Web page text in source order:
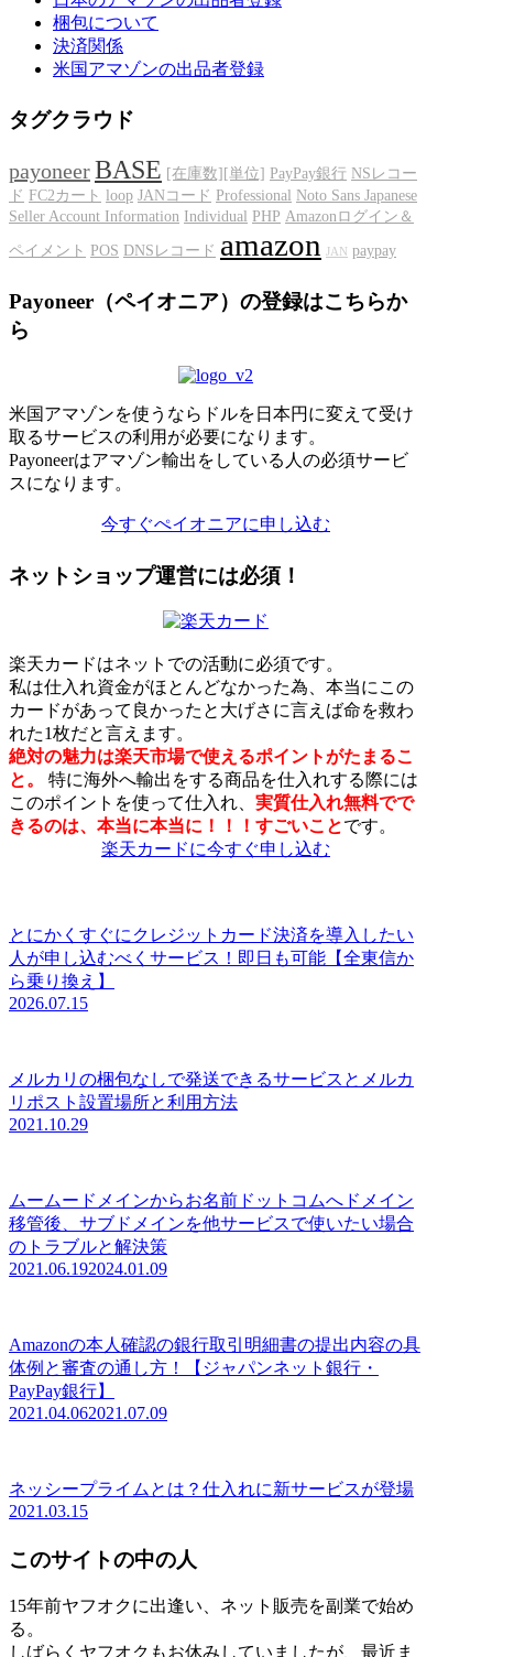
梱包について
決済関係
米国アマゾンの出品者登録
タグクラウド
payoneerBASE [在庫数][単位] PayPay銀行 NSレコー
ド FC2カート loop JANコード Professional Noto Sans Japanese
Seller Account Information Individual PHP Amazonログイン＆
ペイメント POS DNSレコード amazon JAN paypay
Payoneer（ペイオニア）の登録はこちらか
ら
米国アマゾンを使うならドルを日本円に変えて受け
取るサービスの利用が必要になります。
Payoneerはアマゾン輸出をしている人の必須サービ
スになります。
今すぐぺイオニアに申し込む
ネットショップ運営には必須！
楽天カードはネットでの活動に必須です。
私は仕入れ資金がほとんどなかった為、本当にこの
カードがあって良かったと大げさに言えば命を救わ
れた1枚だと言えます。
絶対の魅力は楽天市場で使えるポイントがたまるこ
と。
特に海外へ輸出をする商品を仕入れする際には
このポイントを使って仕入れ、 実質仕入れ無料でで
きるのは、本当に本当に！！！すごいことです。
楽天カードに今すぐ申し込む
とにかくすぐにクレジットカード決済を導入したい
人が申し込むべくサービス！即日も可能【全東信か
ら乗り換え】
2026.07.15
メルカリの梱包なしで発送できるサービスとメルカ
リポスト設置場所と利用方法
2021.10.29
ムームードメインからお名前ドットコムへドメイン
移管後、サブドメインを他サービスで使いたい場合
のトラブルと解決策
2021.06.192024.01.09
Amazonの本人確認の銀行取引明細書の提出内容の具
体例と審査の通し方！【ジャパンネット銀行・
PayPay銀行】
2021.04.062021.07.09
ネッシープライムとは？仕入れに新サービスが登場
2021.03.15
このサイトの中の人
15年前ヤフオクに出逢い、ネット販売を副業で始め
る。
しばらくヤフオクもお休みしていましたが、最近ま